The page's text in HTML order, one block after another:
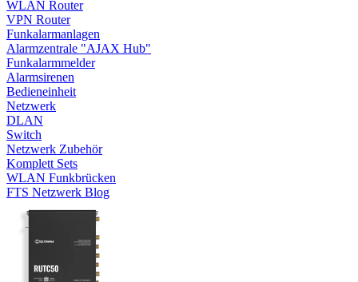
WLAN Router
VPN Router
Funkalarmanlagen
Alarmzentrale "AJAX Hub"
Funkalarmmelder
Alarmsirenen
Bedieneinheit
Netzwerk
DLAN
Switch
Netzwerk Zubehör
Komplett Sets
WLAN Funkbrücken
FTS Netzwerk Blog